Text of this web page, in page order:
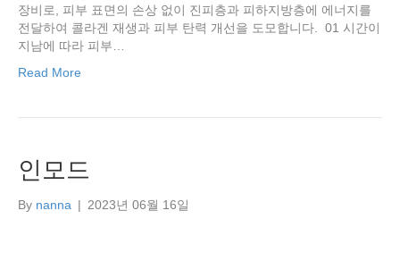
장비로, 피부 표면의 손상 없이 진피층과 피하지방층에 에너지를
전달하여 콜라겐 재생과 피부 탄력 개선을 도모합니다. ​ 01 시간이
지남에 따라 피부…
Read More
인모드
By nanna | 2023년 06월 16일